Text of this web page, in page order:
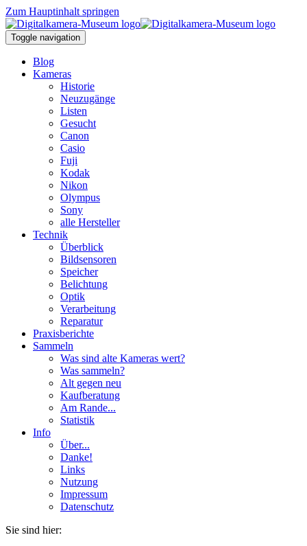
Zum Hauptinhalt springen
Toggle navigation
Blog
Kameras
Historie
Neuzugänge
Listen
Gesucht
Canon
Casio
Fuji
Kodak
Nikon
Olympus
Sony
alle Hersteller
Technik
Überblick
Bildsensoren
Speicher
Belichtung
Optik
Verarbeitung
Reparatur
Praxisberichte
Sammeln
Was sind alte Kameras wert?
Was sammeln?
Alt gegen neu
Kaufberatung
Am Rande...
Statistik
Info
Über...
Danke!
Links
Nutzung
Impressum
Datenschutz
Sie sind hier: